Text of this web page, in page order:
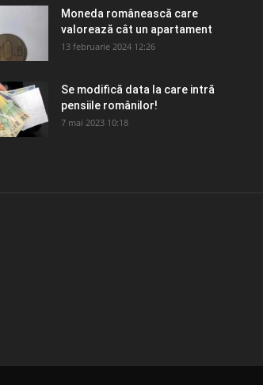
Moneda românească care
valorează cât un apartament
13 februarie 2024 12:26
Se modifică data la care intră
pensiile românilor!
7 mai 2023 10:18